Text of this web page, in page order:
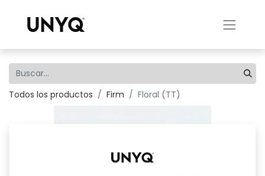
Todos los productos Firm Floral (TT)